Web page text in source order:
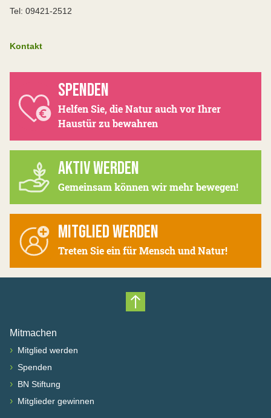
Tel: 09421-2512
Kontakt
SPENDEN
Helfen Sie, die Natur auch vor Ihrer
Haustür zu bewahren
AKTIV WERDEN
Gemeinsam können wir mehr bewegen!
MITGLIED WERDEN
Treten Sie ein für Mensch und Natur!
Nach oben scrollen
Mitmachen
› Mitglied werden
› Spenden
› BN Stiftung
› Mitglieder gewinnen